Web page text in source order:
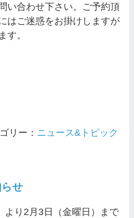
い合わせ下さい。ご予約頂
はご迷惑をお掛けしますが
す。
リー： ニュース&トピック
せ
より2月3日（金曜日）まで